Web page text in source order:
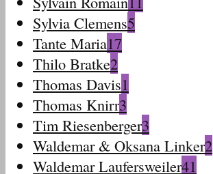
Sylvia Clemens5
Tante Maria17
Thilo Bratke2
Thomas Davis1
Thomas Knirr3
Tim Riesenberger3
Waldemar & Oksana Linker2
Waldemar Laufersweiler41